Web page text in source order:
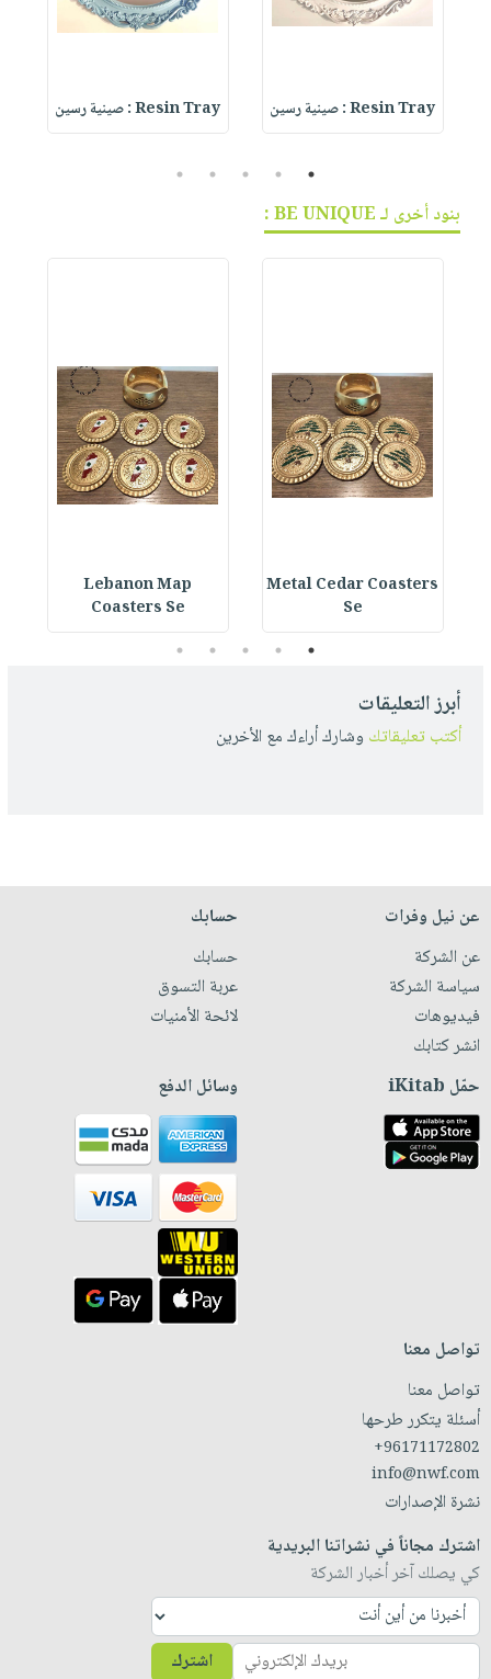
Resin Tray : صينية رسين Resin Tray : صينية رسين
1
2
3
4
5
بنود أخرى لـ BE UNIQUE :
Metal Cedar Coasters
Se
Lebanon Map
Coasters Se
1
2
3
4
5
أبرز التعليقات
أكتب تعليقاتك وشارك أراءك مع الأخرين
عن نيل وفرات
عن الشركة
سياسة الشركة
فيديوهات
انشر كتابك
حسابك
حسابك
عربة التسوق
لائحة الأمنيات
حمّل iKitab وسائل الدفع
تواصل معنا
تواصل معنا
أسئلة يتكرر طرحها
+96171172802
info@nwf.com
نشرة الإصدارات
اشترك مجاناً في نشراتنا البريدية
كي يصلك آخر أخبار الشركة
اشترك